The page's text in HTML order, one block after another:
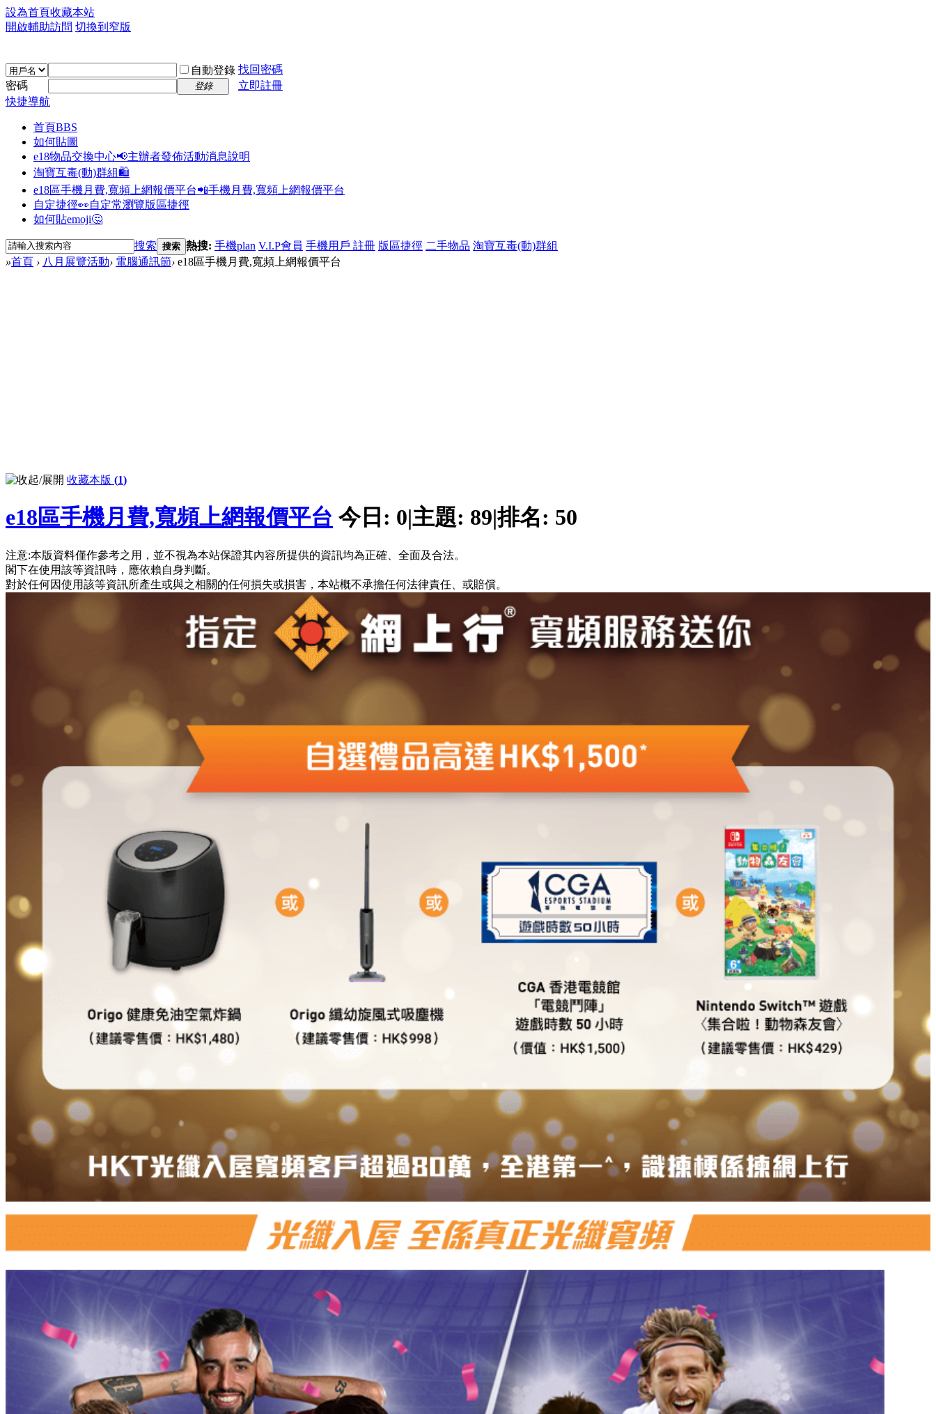
設為首頁收藏本站
開啟輔助訪問 切換到窄版
自動登錄 找回密碼
密碼
登錄
立即註冊
快捷導航
首頁BBS
如何貼圖
e18物品交換中心📢主辦者發佈活動消息說明
淘寶互毒(動)群組🛍️
e18區手機月費,寬頻上網報價平台📲手機月費,寬頻上網報價平台
自定捷徑👀自定常瀏覽版區捷徑
如何貼emoji🤔
搜索 搜索 熱搜: 手機plan V.I.P會員 手機用戶 註冊 版區捷徑 二手物品 淘寶互毒(動)群組
»首頁 › 八月展覽活動› 電腦通訊節› e18區手機月費,寬頻上網報價平台
收藏本版 (1)
e18區手機月費,寬頻上網報價平台 今日: 0|主題: 89|排名: 50
注意:本版資料僅作參考之用，並不視為本站保證其內容所提供的資訊均為正確、全面及合法。
閣下在使用該等資訊時，應依賴自身判斷。
對於任何因使用該等資訊所產生或與之相關的任何損失或損害，本站概不承擔任何法律責任、或賠償。